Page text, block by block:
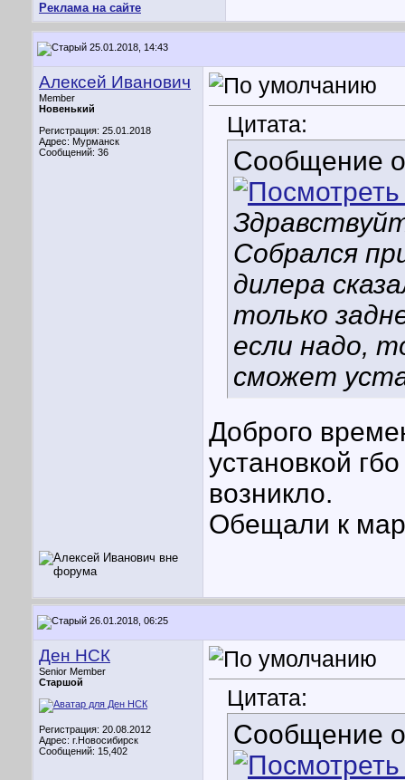
Реклама на сайте
25.01.2018, 14:43
Алексей Иванович
Member
Новенький
Регистрация: 25.01.2018
Адрес: Мурманск
Сообщений: 36
Цитата:
Сообщение
Собрался
дилера
только
если надо,
сможет
Доброго
установкой
возникло.
Обещали к
26.01.2018, 06:25
Ден НСК
Senior Member
Старшой
Регистрация: 20.08.2012
Адрес: г.Новосибирск
Сообщений: 15,402
Цитата:
Сообщение